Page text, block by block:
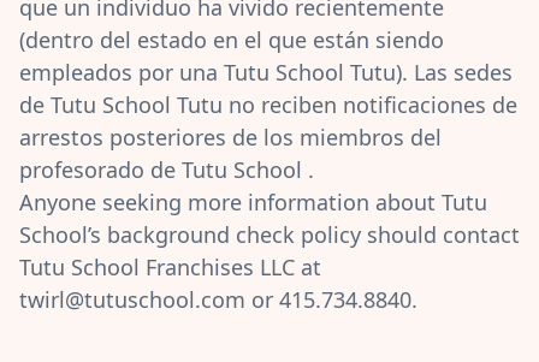
que un individuo ha vivido recientemente
(dentro del estado en el que están siendo
empleados por una Tutu School Tutu). Las sedes
de Tutu School Tutu no reciben notificaciones de
arrestos posteriores de los miembros del
profesorado de Tutu School .
Anyone seeking more information about Tutu
School’s background check policy should contact
Tutu School Franchises LLC at
twirl@tutuschool.com or 415.734.8840.